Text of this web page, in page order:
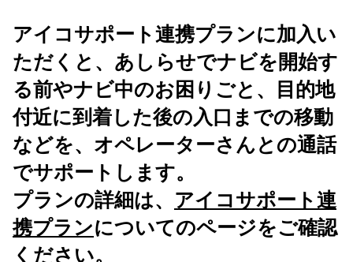
アイコサポート連携プランに加入い
ただくと、あしらせでナビを開始す
る前やナビ中のお困りごと、目的地
付近に到着した後の入口までの移動
などを、オペレーターさんとの通話
でサポートします。
プランの詳細は、 アイコサポート連
携プランについてのページをご確認
ください。